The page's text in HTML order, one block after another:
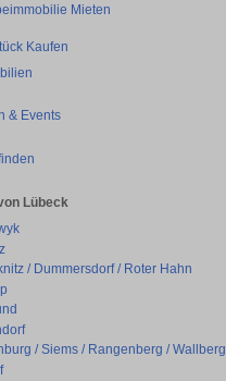
Mieten
Kaufen
& Events
Lübeck
/ Dummersdorf / Roter Hahn
/ Siems / Rangenberg / Wallberg